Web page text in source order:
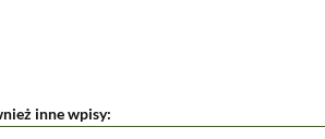
inne wpisy: